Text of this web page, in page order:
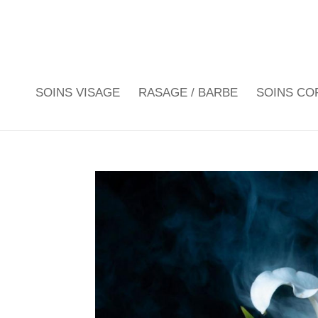
SOINS VISAGE RASAGE / BARBE SOINS